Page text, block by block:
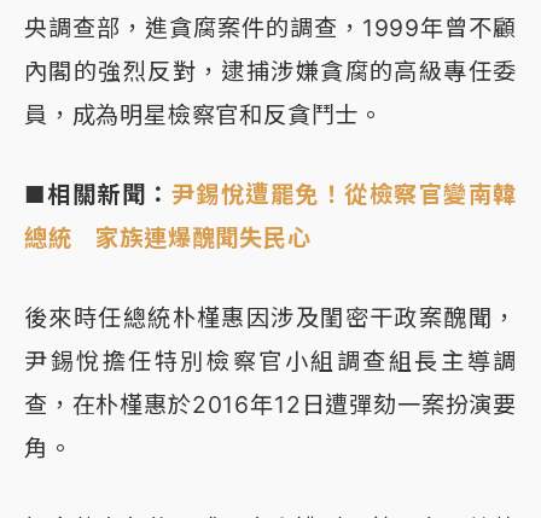
央調查部，進貪腐案件的調查，1999年曾不顧
內閣的強烈反對，逮捕涉嫌貪腐的高級專任委
員，成為明星檢察官和反貪鬥士。
■相關新聞： 尹錫悅遭罷免！從檢察官變南韓
總統 家族連爆醜聞失民心
後來時任總統朴槿惠因涉及閨密干政案醜聞，
尹錫悅擔任特別檢察官小組調查組長主導調
查，在朴槿惠於2016年12日遭彈劾一案扮演要
角。